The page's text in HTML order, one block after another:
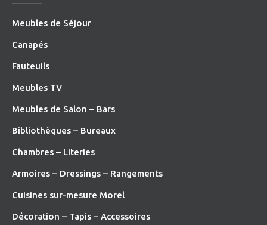
Meubles de Séjour
Canapés
Fauteuils
Meubles TV
Meubles de Salon – Bars
Bibliothèques – Bureaux
Chambres – Literies
Armoires – Dressings – Rangements
Cuisines sur-mesure Morel
Décoration – Tapis – Accessoires